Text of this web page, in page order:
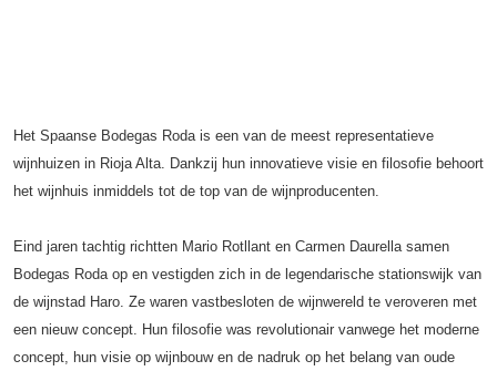
Het Spaanse Bodegas Roda is een van de meest representatieve
wijnhuizen in Rioja Alta. Dankzij hun innovatieve visie en filosofie behoort
het wijnhuis inmiddels tot de top van de wijnproducenten.
Eind jaren tachtig richtten Mario Rotllant en Carmen Daurella samen
Bodegas Roda op en vestigden zich in de legendarische stationswijk van
de wijnstad Haro. Ze waren vastbesloten de wijnwereld te veroveren met
een nieuw concept. Hun filosofie was revolutionair vanwege het moderne
concept, hun visie op wijnbouw en de nadruk op het belang van oude